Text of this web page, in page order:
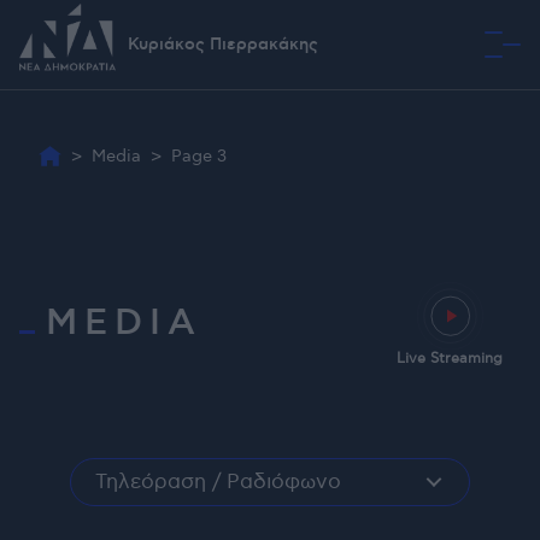
Κυριάκος Πιερρακάκης Όραμα
> Media > Page 3
MEDIA
Live Streaming
Τηλεόραση / Ραδιόφωνο